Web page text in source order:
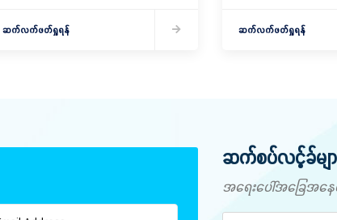
စည်း
ဆက်လက်ဖတ်ရှုရန် ဆက်လက်ဖတ်ရှုရန်
ဆက်စပ်လင့်ခ်မျာ
အရေးပေါ်အခြေအန